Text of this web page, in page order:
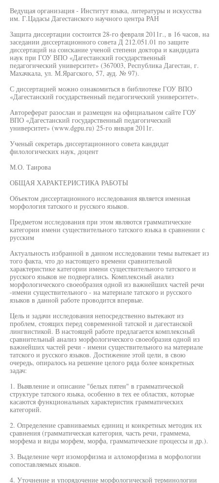
Ведущая организация - Институт языка, литературы и искусства
им. Г.Цадасы Дагестанского научного центра РАН
Защита диссертации состоится 28-го февраля 2011г., в 16 часов, на
заседании диссертационного совета Д 212.051.01 по защите
диссертаций на соискание ученой степени доктора и кандидата
наук при ГОУ ВПО «Дагестанский государственный
педагогический университет» (367003, Республика Дагестан, г.
Махачкала, ул. М.Ярагского, 57, ауд. № 97).
С диссертацией можно ознакомиться в библиотеке ГОУ ВПО
«Дагестанский государственный педагогический университет».
Автореферат разослан и размещен на официальном сайте ГОУ
ВПО «Дагестанский государственный педагогический
университет» (www.dgpu.ru) 25-го января 2011г.
Ученый секретарь диссертационного совета кандидат
филологических наук, доцент
М.О. Таирова
ОБЩАЯ ХАРАКТЕРИСТИКА РАБОТЫ
Объектом диссертационного исследования является именная
морфология татского и русского языков.
Предметом исследования при этом являются грамматические
категории имени существительного татского языка в сравнении с
русским
Актуальность избранной в данном исследовании темы вытекает из
того факта, что до настоящего времени сравнительной
характеристике категории имени существительного татского и
русского языков не подвергались. Комплексный анализ
морфологического своеобразия одной из важнейших частей речи
-имени существительного - на материале татского и русского
языков в данной работе проводится впервые.
Цель и задачи исследования непосредственно вытекают из
проблем, стоящих перед современной татской и дагестанской
лингвистикой. В настоящей работе предлагается комплексный
сравнительный анализ морфологического своеобразия одной из
важнейших частей речи - имени существительного на материале
татского и русского языков. Достижение этой цели, в свою
очередь, опиралось на решение целого ряда более конкретных
задач:
1. Выявление и описание "белых пятен" в грамматической
структуре татского языка, особенно в тех ее областях, которые
касаются функциональных характеристик грамматических
категорий.
2. Определение сравниваемых единиц и конкретных методик их
сравнения (грамматическая категория, часть речи, граммема,
морфема и виды морфем, морфа, грамматические процессы и др.).
3. Выделение черт изоморфизма и алломорфизма в морфологии
сопоставляемых языков.
4. Уточнение и упорядочение морфологической терминологии